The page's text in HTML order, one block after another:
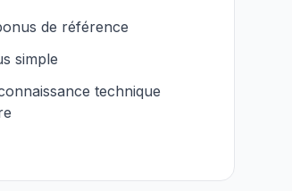
de référence
simple
technique